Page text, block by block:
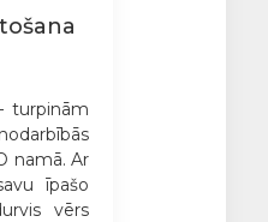
turpinām
namā. Ar
īpašo
vērs